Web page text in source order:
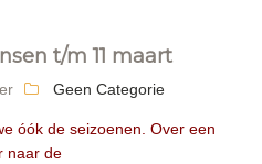
t/m 11 maart
Geen Categorie
óók de seizoenen. Over een
naar de